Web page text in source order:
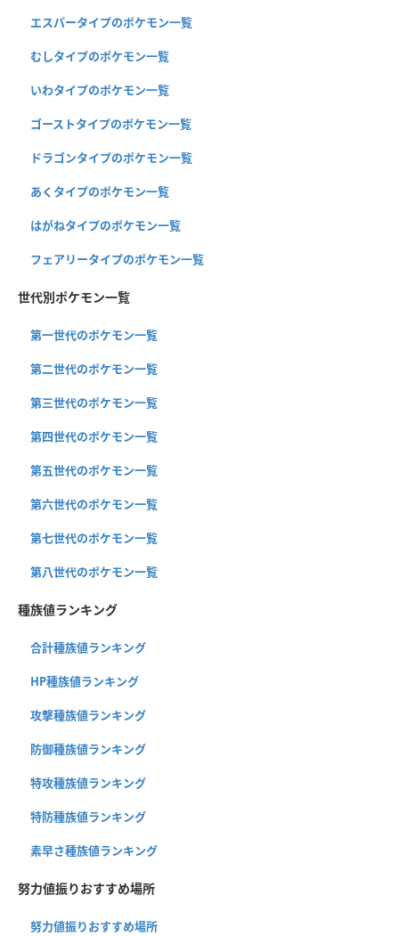
エスパータイプのポケモン一覧
むしタイプのポケモン一覧
いわタイプのポケモン一覧
ゴーストタイプのポケモン一覧
ドラゴンタイプのポケモン一覧
あくタイプのポケモン一覧
はがねタイプのポケモン一覧
フェアリータイプのポケモン一覧
世代別ポケモン一覧
第一世代のポケモン一覧
第二世代のポケモン一覧
第三世代のポケモン一覧
第四世代のポケモン一覧
第五世代のポケモン一覧
第六世代のポケモン一覧
第七世代のポケモン一覧
第八世代のポケモン一覧
種族値ランキング
合計種族値ランキング
HP種族値ランキング
攻撃種族値ランキング
防御種族値ランキング
特攻種族値ランキング
特防種族値ランキング
素早さ種族値ランキング
努力値振りおすすめ場所
努力値振りおすすめ場所